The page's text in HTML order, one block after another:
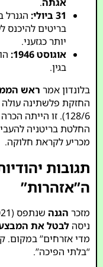
31 ביולי:
הגנרל
בריטים להיכנס
יותר כגזעני.
אוגוסט 1946:
בגין.
בלונדון אמר ראש
128/6). זו הייתה
החלטת בריטניה
מכריע לקראת חלוקה.
תגובות
ה”אזהרות”
מזכר הגנה שנתפס (CZA S25/9021) חשף ש
ניסהלבטל את המבצע
מדי אזרחים” במקום.
“בלתי הפיכה”.